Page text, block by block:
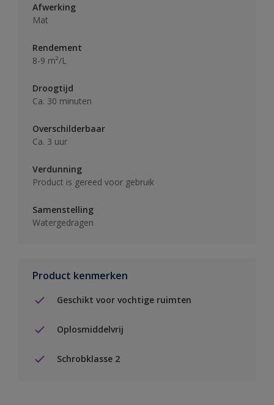
Afwerking
Mat
Rendement
8-9 m²/L
Droogtijd
Ca. 30 minuten
Overschilderbaar
Ca. 3 uur
Verdunning
Product is gereed voor gebruik
Samenstelling
Watergedragen
Product kenmerken
Geschikt voor vochtige ruimten
Oplosmiddelvrij
Schrobklasse 2